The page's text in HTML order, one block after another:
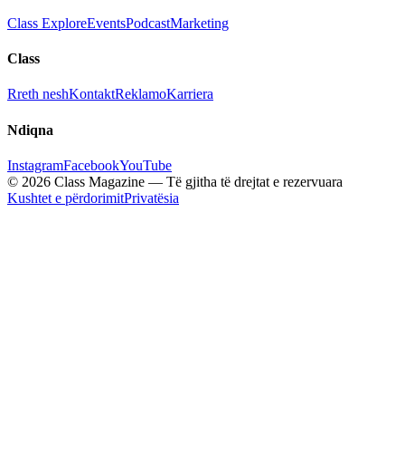
Class ExploreEventsPodcastMarketing
Class
Rreth neshKontaktReklamoKarriera
Ndiqna
InstagramFacebookYouTube
© 2026 Class Magazine — Të gjitha të drejtat e rezervuara
Kushtet e përdorimitPrivatësia